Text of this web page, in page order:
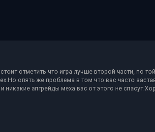
отметить что игра лучше второй части, по
опять же проблема в том что вас часто
апгрейды меха вас от этого не